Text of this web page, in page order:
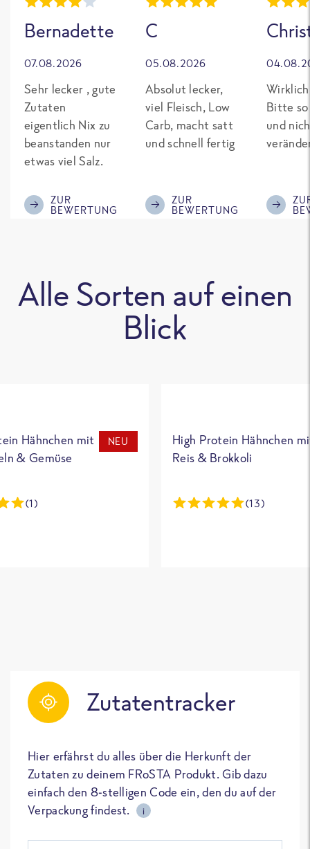
Bernadette
07.08.2026
Sehr lecker , gute
Zutaten
eigentlich Nix zu
beanstanden nur
etwas viel Salz.
ZUR
BEWERTUNG
C
05.08.2026
Absolut lecker,
viel Fleisch, Low
Carb, macht satt
und schnell fertig
ZUR
BEWERTUNG
Bitte so
und
Alle Sorten auf einen
Blick
Hähnchen mit
& Gemüse
NEU
(1)
High Protein Hähnchen
Reis & Brokkoli
(13)
Zutatentracker
Hier erfährst du alles über die Herkunft der
Zutaten zu deinem FRoSTA Produkt. Gib dazu
einfach den 8-stelligen Code ein, den du auf der
Verpackung findest.
i